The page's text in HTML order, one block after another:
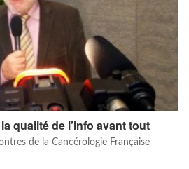
qualité de l’info avant tout
de la Cancérologie Française